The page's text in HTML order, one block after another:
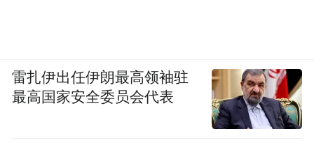
雷扎伊出任伊朗最高领袖驻
最高国家安全委员会代表